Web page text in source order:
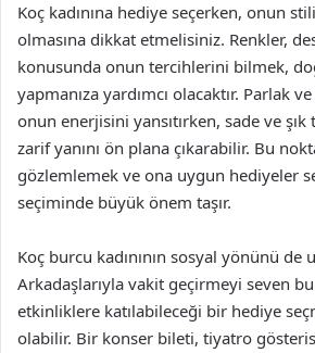
Koç kadınına hediye seçerken, onun
olmasına dikkat etmelisiniz. Renkler,
konusunda onun tercihlerini bilmek,
yapmanıza yardımcı olacaktır. Parlak
onun enerjisini yansıtırken, sade ve
zarif yanını ön plana çıkarabilir. Bu
gözlemlemek ve ona uygun hediyeler
seçiminde büyük önem taşır.
Koç burcu kadınının sosyal yönünü de
Arkadaşlarıyla vakit geçirmeyi seven
etkinliklere katılabileceği bir hediye
olabilir. Bir konser bileti, tiyatro